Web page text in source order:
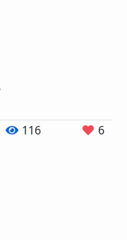
116 6